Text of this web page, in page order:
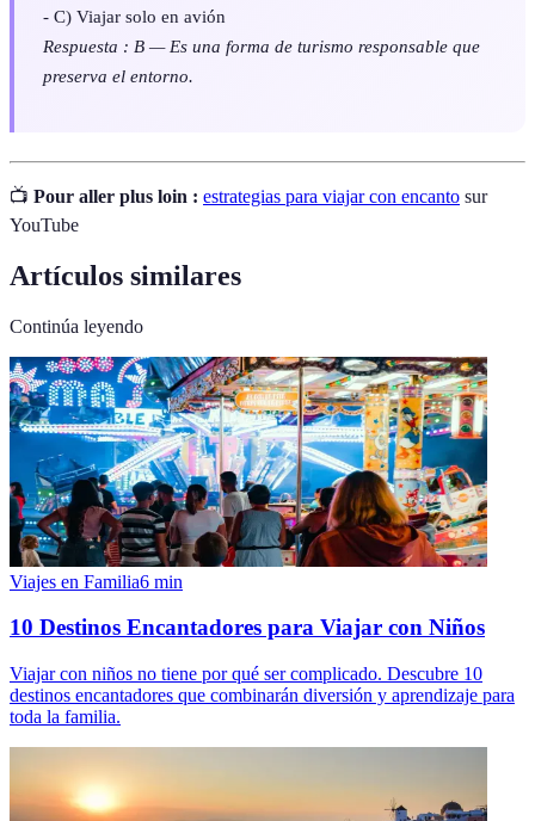
- C) Viajar solo en avión
Respuesta : B — Es una forma de turismo responsable que
preserva el entorno.
📺 Pour aller plus loin : estrategias para viajar con encanto sur
YouTube
Artículos similares
Continúa leyendo
Viajes en Familia6 min
10 Destinos Encantadores para Viajar con Niños
Viajar con niños no tiene por qué ser complicado. Descubre 10
destinos encantadores que combinarán diversión y aprendizaje para
toda la familia.